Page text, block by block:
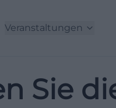
Veranstaltungen
Sie